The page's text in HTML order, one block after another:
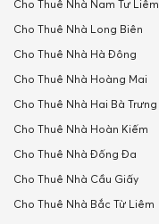
Cho Thuê Nhà Nam Tư Liêm
Cho Thuê Nhà Long Biên
Cho Thuê Nhà Hà Đông
Cho Thuê Nhà Hoàng Mai
Cho Thuê Nhà Hai Bà Trưng
Cho Thuê Nhà Hoàn Kiếm
Cho Thuê Nhà Đống Đa
Cho Thuê Nhà Cầu Giấy
Cho Thuê Nhà Bắc Từ Liêm